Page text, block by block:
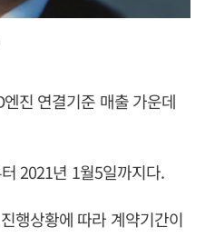
진 연결기준 매출 가운데
2021년 1월5일까지다.
행상황에 따라 계약기간이